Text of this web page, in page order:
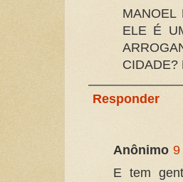
ELE É
CIDADE?
Responder
Anônimo 9
E tem